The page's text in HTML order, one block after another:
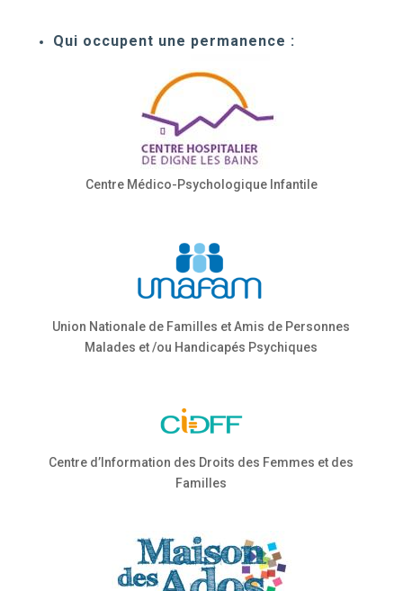
Qui occupent une permanence :
Centre Médico-Psychologique Infantile
Union Nationale de Familles et Amis de Personnes
Malades et /ou Handicapés Psychiques
Centre d’Information des Droits des Femmes et des
Familles